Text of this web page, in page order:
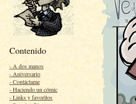
Contenido
- A dos manos
- Aniversario
- Contáctame
- Haciendo un cómic
- Links y favoritos